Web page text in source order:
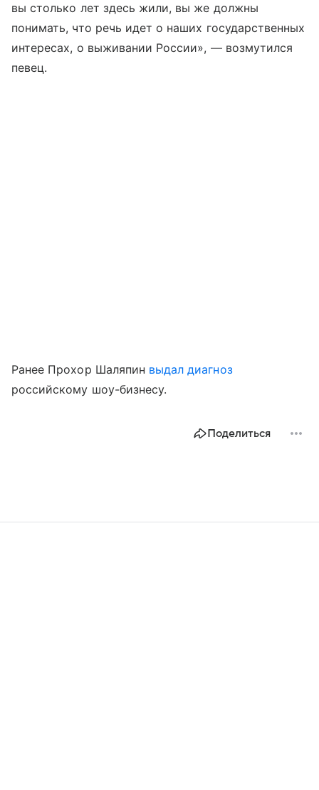
вы столько лет здесь жили, вы же должны
понимать, что речь идет о наших государственных
интересах, о выживании России», — возмутился
певец.
Ранее Прохор Шаляпин выдал диагноз
российскому шоу-бизнесу.
Поделиться